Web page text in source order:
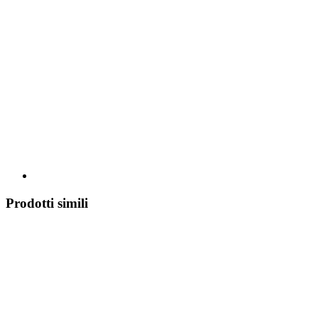
Prodotti simili